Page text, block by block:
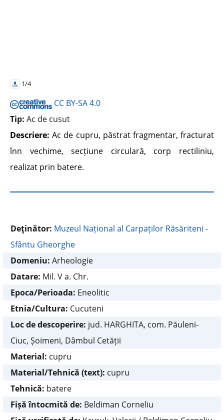
1/4
CC BY-SA 4.0
Tip: Ac de cusut
Descriere:Ac de cupru, păstrat fragmentar, fracturat
înn vechime, secțiune circulară, corp rectiliniu,
realizat prin batere.
Deţinător: Muzeul Național al Carpaților Răsăriteni -
Sfântu Gheorghe
Domeniu: Arheologie
Datare: Mil. V a. Chr.
Epoca/Perioada: Eneolitic
Etnia/Cultura: Cucuteni
Loc de descoperire: jud. HARGHITA, com. Păuleni-
Ciuc, Șoimeni, Dâmbul Cetății
Material: cupru
Material/Tehnică (text): cupru
Tehnică: batere
Fișă întocmită de: Beldiman Corneliu